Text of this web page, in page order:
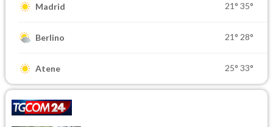
Madrid 21° 35°
Berlino 21° 28°
Atene 25° 33°